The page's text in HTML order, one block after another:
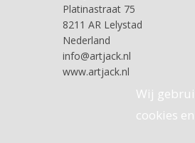
Wij
cookies
Platinastraat 75
8211 AR Lelystad
Nederland
info@artjack.nl
www.artjack.nl